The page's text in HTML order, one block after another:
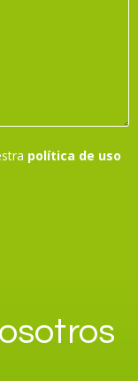
política de uso